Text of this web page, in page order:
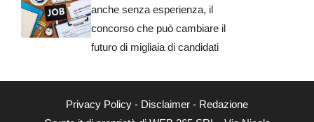
anche senza esperienza, il
concorso che può cambiare il
futuro di migliaia di candidati
Privacy Policy - Disclaimer - Redazione